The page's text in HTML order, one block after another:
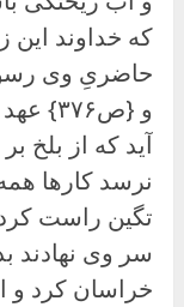
که خداوند این
حاضریِ وی
و
آید که از بلخ
نرسد کارها
تگین راست
سر وی نهادند
خراسان کرد و